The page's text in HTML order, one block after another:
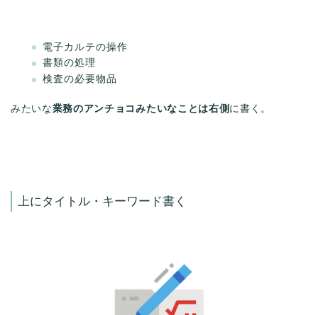
電子カルテの操作
書類の処理
検査の必要物品
みたいな業務のアンチョコみたいなことは右側 に書く。
上にタイトル・キーワード書く